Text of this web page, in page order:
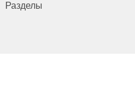
Разделы